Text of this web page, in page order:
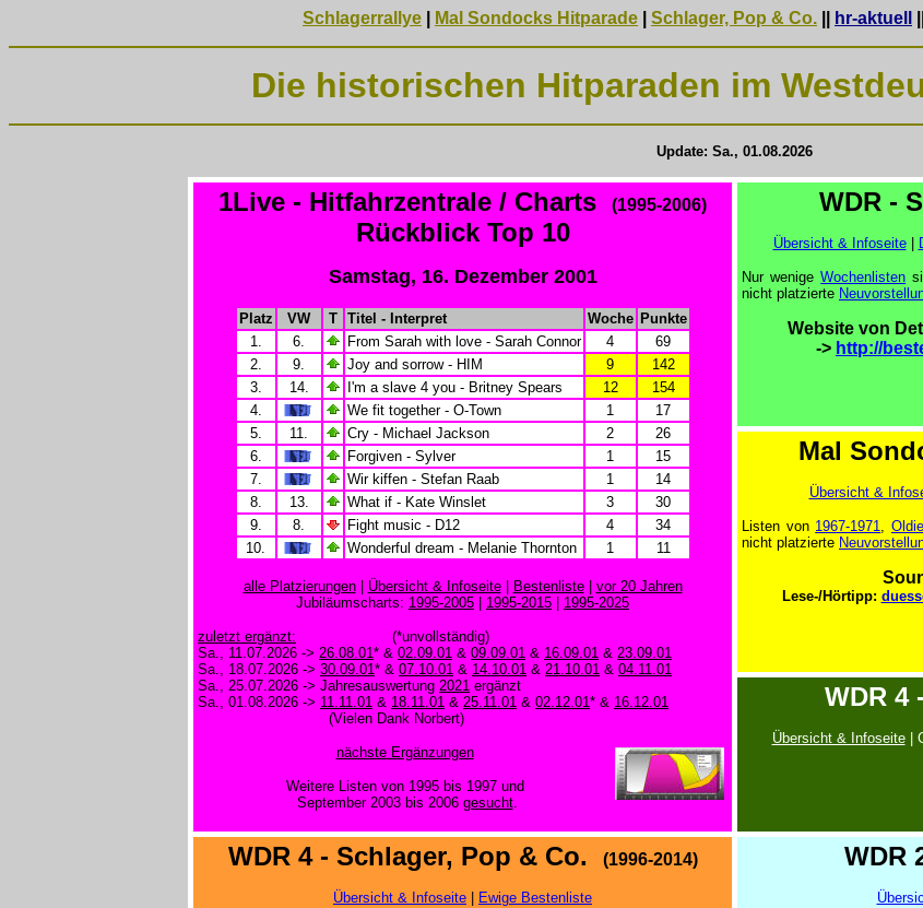
Schlagerrallye Mal Sondocks Hitparade Schlager, Pop & Co. hr-aktuell
Die historischen Hitparaden im
Update: Sa., 01.08.2026
1Live - Hitfahrzentrale / Charts (1995-2006)
Rückblick Top 10
Samstag, 16. Dezember 2001
Platz VW T Titel - Interpret Woche Punkte
1.
6. From Sarah with love - Sarah Connor 4
69
2.
9. Joy and sorrow - HIM 9
142
3.
14. I'm a slave 4 you - Britney Spears 12
154
4.
We fit together - O-Town 1
17
5.
11. Cry - Michael Jackson 2
26
6.
Forgiven - Sylver 1
15
7.
Wir kiffen - Stefan Raab 1
14
8.
13. What if - Kate Winslet 3
30
9.
8. Fight music - D12 4
34
10.
Wonderful dream - Melanie Thornton 1 11
alle Platzierungen| Übersicht & Infoseite| Bestenliste| vor 20 Jahren
Jubiläumscharts: 1995-2005 1995-2015 1995-2025
zuletzt ergänzt: (*unvollständig)
Sa., 11.07.2026 -> 26.08.01* & 02.09.01 & 09.09.01 & 16.09.01 & 23.09.01
Sa., 18.07.2026 -> 30.09.01* & 07.10.01 & 14.10.01 & 21.10.01 & 04.11.01
Sa., 25.07.2026 -> Jahresauswertung 2021 ergänzt
Sa., 01.08.2026 -> 11.11.01 & 18.11.01 & 25.11.01 & 02.12.01* & 16.12.01
(Vielen Dank Norbert)
nächste Ergänzungen
Weitere Listen von 1995 bis 1997 und
September 2003 bis 2006 gesucht.
WDR -
Übersicht & Infoseite|
Nur wenigeWochenlisten
nicht platzierte
Website von
-> http://
Mal
Übersicht &
Listen von 1967-1971,
nicht platzierte
Lese-/Hörtipp:
WDR 4
Übersicht & Infoseite|
WDR 4 - Schlager, Pop & Co. (1996-2014)
Übersicht & Infoseite Ewige Bestenliste
WDR